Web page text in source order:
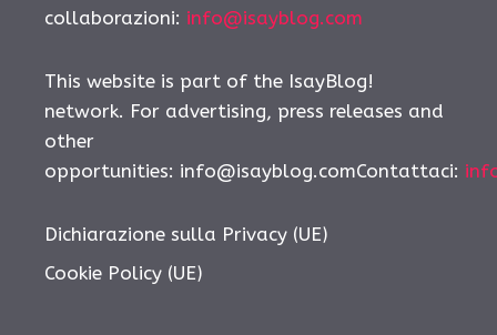
collaborazioni: info@isayblog.com
This website is part of the IsayBlog!
network. For advertising, press releases and
other
opportunities: info@isayblog.comContattaci:
Dichiarazione sulla Privacy (UE)
Cookie Policy (UE)